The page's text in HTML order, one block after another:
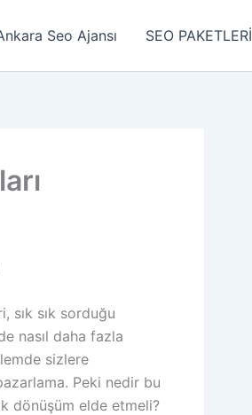
Seo Ajansı SEO PAKETLERİ
sık sık sorduğu
nasıl daha fazla
sizlere
Peki nedir bu
dönüşüm elde etmeli?